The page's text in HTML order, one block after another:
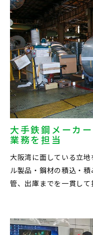
大手鉄鋼メーカ
業務を担当
大阪湾に面している立
ル製品・鋼材の積込・
管、出庫までを一貫して